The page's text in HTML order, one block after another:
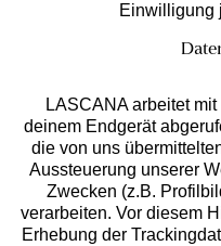
Services
Beratung
Einwilligung
LASCANA arbeitet
deinem Endgerät
die von uns
Aussteuerung unserer
Zwecken (z.B.
verarbeiten. Vor diesem
Erhebung der